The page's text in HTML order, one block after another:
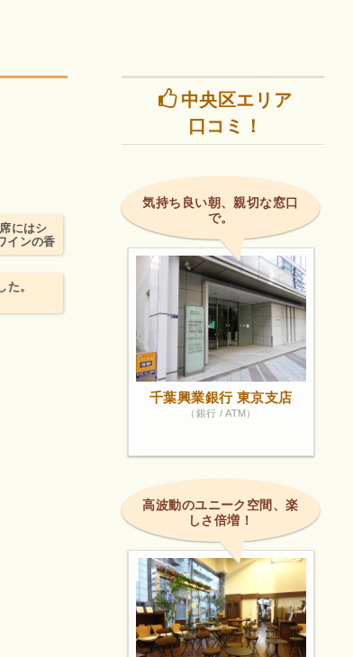
にはシ
インの香
。
中央区エリア
口コミ！
気持ち良い朝、親切な窓口
で。
千葉興業銀行 東京支店
（銀行 / ATM）
高波動のユニーク空間、楽
しさ倍増！